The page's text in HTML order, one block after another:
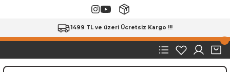
1499 TL ve üzeri Ücretsiz Kargo !!!